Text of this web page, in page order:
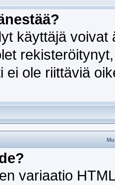
käyttäjä
ei ole riittäviä
variaatio